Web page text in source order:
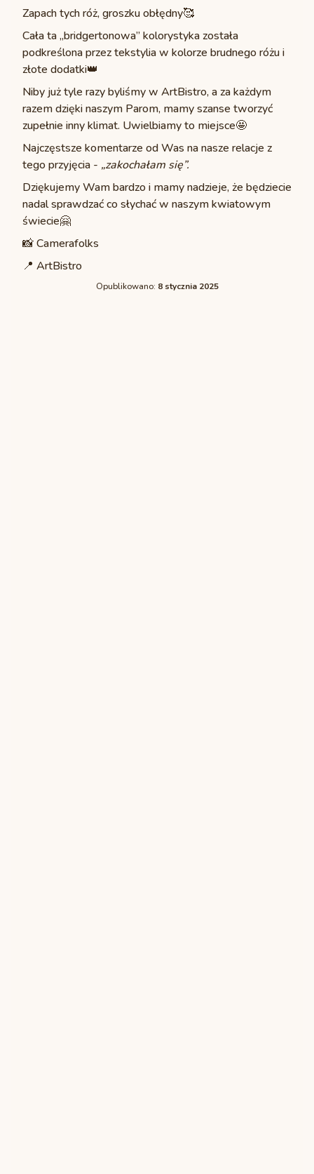
Zapach tych róż, groszku obłędny🥰
Cała ta „bridgertonowa” kolorystyka została
podkreślona przez tekstylia w kolorze brudnego różu i
złote dodatki👑
Niby już tyle razy byliśmy w ArtBistro, a za każdym
razem dzięki naszym Parom, mamy szanse tworzyć
zupełnie inny klimat. Uwielbiamy to miejsce🤩
Najczęstsze komentarze od Was na nasze relacje z
tego przyjęcia - „zakochałam się”.
Dziękujemy Wam bardzo i mamy nadzieje, że będziecie
nadal sprawdzać co słychać w naszym kwiatowym
świecie🤗
📸Camerafolks
📍 ArtBistro
Opublikowano: 8 stycznia 2025